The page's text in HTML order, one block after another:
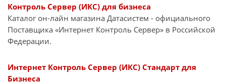
Контроль Сервер (ИКС) для бизнеса
Каталог он-лайн магазина Датасиcтем - официального
Поставщика «Интернет Контроль Сервер» в Российской
Федерации.
Интернет Контроль Сервер (ИКС) Стандарт для
Бизнеса